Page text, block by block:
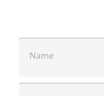
Name